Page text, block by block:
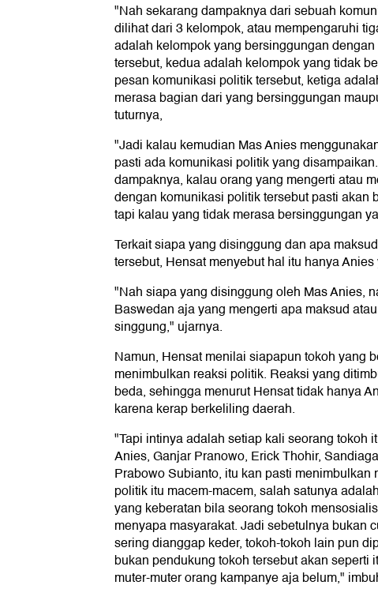
"Nah sekarang dampaknya dari sebuah
dilihat dari 3 kelompok, atau mempengaruhi
adalah kelompok yang bersinggungan
tersebut, kedua adalah kelompok yang tidak
pesan komunikasi politik tersebut, ketiga
merasa bagian dari yang bersinggungan
tuturnya,
"Jadi kalau kemudian Mas Anies
pasti ada komunikasi politik yang
dampaknya, kalau orang yang mengerti atau
dengan komunikasi politik tersebut pasti akan
tapi kalau yang tidak merasa bersinggungan
Terkait siapa yang disinggung dan apa
tersebut, Hensat menyebut hal itu hanya
"Nah siapa yang disinggung oleh Mas Anies,
Baswedan aja yang mengerti apa maksud
singgung," ujarnya.
Namun, Hensat menilai siapapun tokoh yang
menimbulkan reaksi politik. Reaksi yang
beda, sehingga menurut Hensat tidak hanya
karena kerap berkeliling daerah.
"Tapi intinya adalah setiap kali seorang tokoh
Anies, Ganjar Pranowo, Erick Thohir,
Prabowo Subianto, itu kan pasti menimbulkan
politik itu macem-macem, salah satunya
yang keberatan bila seorang tokoh
menyapa masyarakat. Jadi sebetulnya bukan
sering dianggap keder, tokoh-tokoh lain pun
bukan pendukung tokoh tersebut akan seperti
muter-muter orang kampanye aja belum,"